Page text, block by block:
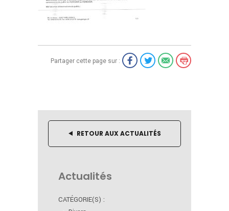
Partager cette page sur :
RETOUR AUX ACTUALITÉS
Actualités
CATÉGORIE(S) :